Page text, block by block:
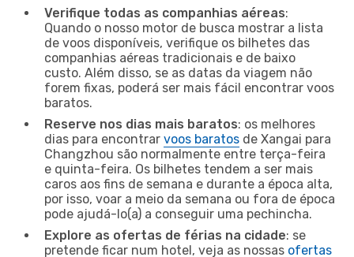
Verifique todas as companhias aéreas:
Quando o nosso motor de busca mostrar a lista
de voos disponíveis, verifique os bilhetes das
companhias aéreas tradicionais e de baixo
custo. Além disso, se as datas da viagem não
forem fixas, poderá ser mais fácil encontrar voos
baratos.
Reserve nos dias mais baratos: os melhores
dias para encontrar voos baratos de Xangai para
Changzhou são normalmente entre terça-feira
e quinta-feira. Os bilhetes tendem a ser mais
caros aos fins de semana e durante a época alta,
por isso, voar a meio da semana ou fora de época
pode ajudá-lo(a) a conseguir uma pechincha.
Explore as ofertas de férias na cidade: se
pretende ficar num hotel, veja as nossas ofertas